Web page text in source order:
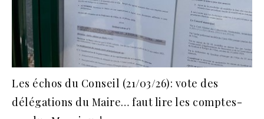
Les échos du Conseil (21/03/26): vote des
délégations du Maire… faut lire les comptes-